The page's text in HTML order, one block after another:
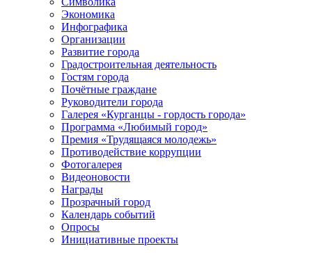
Экономика
Инфографика
Организации
Развитие города
Градостроительная деятельность
Гостям города
Почётные граждане
Руководители города
Галерея «Курганцы - гордость города»
Программа «Любимый город»
Премия «Трудящаяся молодежь»
Противодействие коррупции
Фотогалерея
Видеоновости
Награды
Прозрачный город
Календарь событий
Опросы
Инициативные проекты